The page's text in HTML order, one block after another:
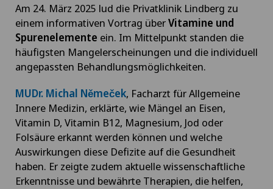
Am 24. März 2025 lud die Privatklinik Lindberg zu
einem informativen Vortrag überVitamine und
Spurenelemente ein. Im Mittelpunkt standen die
häufigsten Mangelerscheinungen und die individuell
angepassten Behandlungsmöglichkeiten.
MUDr. Michal Němeček, Facharzt für Allgemeine
Innere Medizin, erklärte, wie Mängel an Eisen,
Vitamin D, Vitamin B12, Magnesium, Jod oder
Folsäure erkannt werden können und welche
Auswirkungen diese Defizite auf die Gesundheit
haben. Er zeigte zudem aktuelle wissenschaftliche
Erkenntnisse und bewährte Therapien, die helfen,